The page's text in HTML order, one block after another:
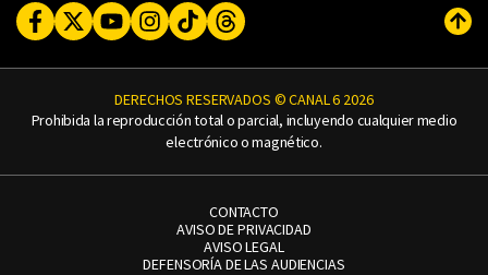
FacebookTwitterYoutubeInstagram
TikTokThreads
DERECHOS RESERVADOS © CANAL 6 2026
Prohibida la reproducción total o parcial, incluyendo cualquier medio
electrónico o magnético.
CONTACTO
AVISO DE PRIVACIDAD
AVISO LEGAL
DEFENSORÍA DE LAS AUDIENCIAS